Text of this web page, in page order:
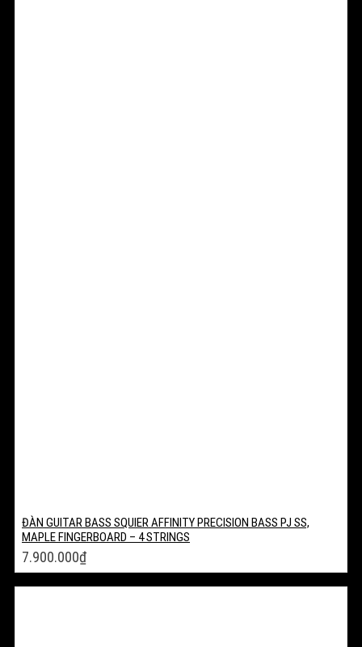
ĐÀN GUITAR BASS SQUIER AFFINITY PRECISION BASS PJ SS,
MAPLE FINGERBOARD – 4 STRINGS
7.900.000₫